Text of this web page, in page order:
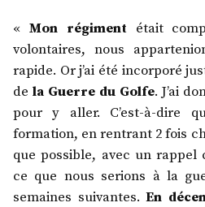
« Mon régimentétait
volontaires, nous
rapide. Or j’ai été incorporé
de la Guerre du Golfe. J’ai
pour y aller. C’est-à-dire
formation, en rentrant 2 fois
que possible, avec un rappel
ce que nous serions à la
semaines suivantes.En